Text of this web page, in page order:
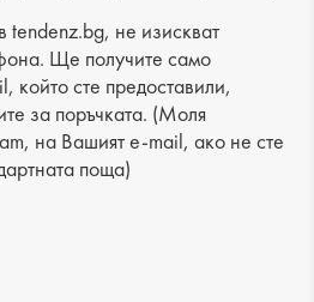
tendenz.bg, не изискват
Ще получите само
който сте предоставили,
за поръчката. (Моля
на Вашият e-mail, ако не сте
поща)